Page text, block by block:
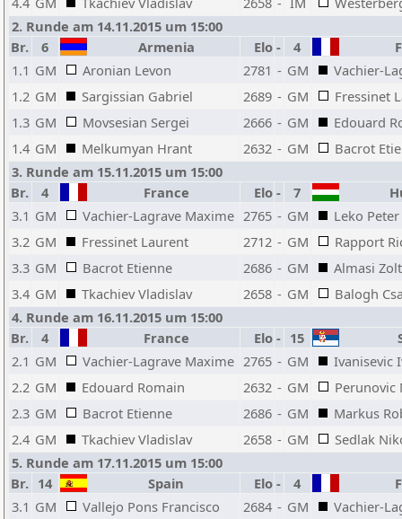
2. Runde am 14.11.2015 um 15:00
Br.
6 Armenia Elo - 4
1.1 GM Aronian Levon 2781 - GM
Vachier-
1.2 GM Sargissian Gabriel 2689 - GM
Fressinet
1.3 GM Movsesian Sergei 2666 - GM
Edouard
1.4 GM Melkumyan Hrant 2632 - GM
Bacrot
3. Runde am 15.11.2015 um 15:00
Br.
4 France Elo - 7
3.1 GM Vachier-Lagrave Maxime 2765 - GM
Leko Peter
3.2 GM Fressinet Laurent 2712 - GM
Rapport
3.3 GM Bacrot Etienne 2686 - GM
Almasi
3.4 GM Tkachiev Vladislav 2658 - GM
Balogh
4. Runde am 16.11.2015 um 15:00
Br.
4 France Elo - 15
2.1 GM Vachier-Lagrave Maxime 2765 - GM
Ivanisevic
2.2 GM Edouard Romain 2632 - GM
Perunovic
2.3 GM Bacrot Etienne 2686 - GM
Markus
2.4 GM Tkachiev Vladislav 2658 - GM
Sedlak
5. Runde am 17.11.2015 um 15:00
Br. 14 Spain Elo - 4
3.1 GM Vallejo Pons Francisco 2684 - GM
Vachier-